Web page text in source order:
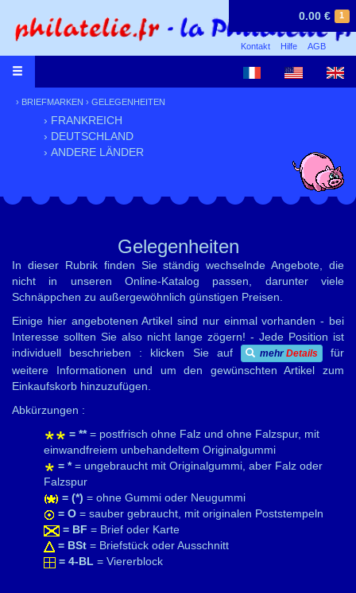
1
0.00 €
Kontakt Hilfe AGB
› BRIEFMARKEN › GELEGENHEITEN
› FRANKREICH
› DEUTSCHLAND
› ANDERE LÄNDER
Gelegenheiten
In dieser Rubrik finden Sie ständig wechselnde Angebote, die
nicht in unseren Online-Katalog passen, darunter viele
Schnäppchen zu außergewöhnlich günstigen Preisen.
Einige hier angebotenen Artikel sind nur einmal vorhanden - bei
Interesse sollten Sie also nicht lange zögern! - Jede Position ist
individuell beschrieben : klicken Sie auf
mehrDetails
für
weitere Informationen und um den gewünschten Artikel zum
Einkaufskorb hinzuzufügen.
Abkürzungen :
= ** = postfrisch ohne Falz und ohne Falzspur, mit
einwandfreiem unbehandeltem Originalgummi
= * = ungebraucht mit Originalgummi, aber Falz oder
Falzspur
= (*) = ohne Gummi oder Neugummi
= O = sauber gebraucht, mit originalen Poststempeln
= BF = Brief oder Karte
= BSt = Briefstück oder Ausschnitt
= 4-BL = Viererblock